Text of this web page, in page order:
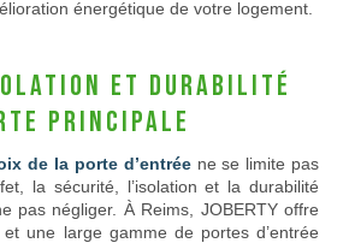
énergétique de votre logement.
et durabilité
principale
de la porte d’entréene se limite pas
la sécurité, l’isolation et la durabilité
pas négliger. À Reims, JOBERTY offre
une large gamme de portes d’entrée